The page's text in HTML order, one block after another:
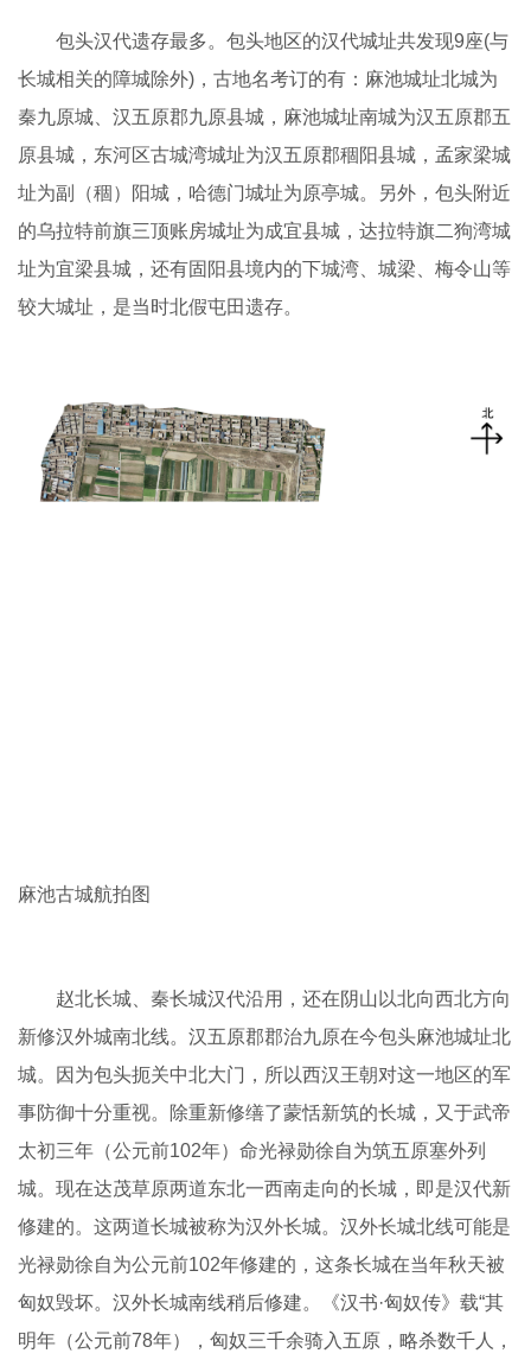
包头汉代遗存最多。包头地区的汉代城址共发现9座(与
长城相关的障城除外)，古地名考订的有：麻池城址北城为
秦九原城、汉五原郡九原县城，麻池城址南城为汉五原郡五
原县城，东河区古城湾城址为汉五原郡稒阳县城，孟家梁城
址为副（稒）阳城，哈德门城址为原亭城。另外，包头附近
的乌拉特前旗三顶账房城址为成宜县城，达拉特旗二狗湾城
址为宜梁县城，还有固阳县境内的下城湾、城梁、梅令山等
较大城址，是当时北假屯田遗存。
麻池古城航拍图
赵北长城、秦长城汉代沿用，还在阴山以北向西北方向
新修汉外城南北线。汉五原郡郡治九原在今包头麻池城址北
城。因为包头扼关中北大门，所以西汉王朝对这一地区的军
事防御十分重视。除重新修缮了蒙恬新筑的长城，又于武帝
太初三年（公元前102年）命光禄勋徐自为筑五原塞外列
城。现在达茂草原两道东北一西南走向的长城，即是汉代新
修建的。这两道长城被称为汉外长城。汉外长城北线可能是
光禄勋徐自为公元前102年修建的，这条长城在当年秋天被
匈奴毁坏。汉外长城南线稍后修建。《汉书·匈奴传》载“其
明年（公元前78年），匈奴三千余骑入五原，略杀数千人，